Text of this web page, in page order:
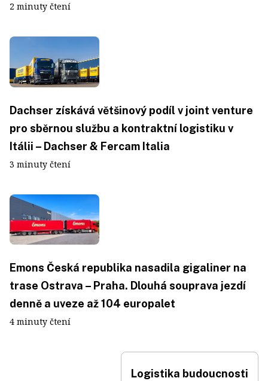
2 minuty čtení
Dachser získává většinový podíl v joint venture
pro sběrnou službu a kontraktní logistiku v
Itálii – Dachser & Fercam Italia
3 minuty čtení
Emons Česká republika nasadila gigaliner na
trase Ostrava – Praha. Dlouhá souprava jezdí
denně a uveze až 104 europalet
4 minuty čtení
Logistika budoucnosti